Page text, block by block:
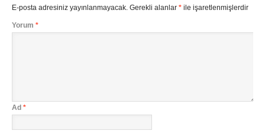
E-posta adresiniz yayınlanmayacak. Gerekli alanlar *ile işaretlenmişlerdir
Yorum *
Ad *